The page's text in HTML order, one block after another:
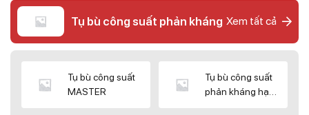
Tụ bù công suất phản kháng Xem tất cả
Tụ bù công suất
MASTER
Tụ bù công suất
phản kháng hạ